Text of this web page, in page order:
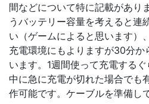
間などについて特に記載があり
うバッテリー容量を考えると連
い（ゲームによると思います）
充電環境にもよりますが30分か
います。1週間使って充電する
中に急に充電が切れた場合でも
作可能です。ケーブルを準備し